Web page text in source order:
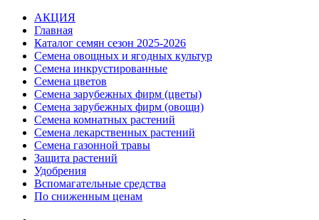
АКЦИЯ
Главная
Каталог семян сезон 2025-2026
Семена овощных и ягодных культур
Семена инкрустированные
Семена цветов
Семена зарубежных фирм (цветы)
Семена зарубежных фирм (овощи)
Семена комнатных растений
Семена лекарственных растений
Семена газонной травы
Защита растений
Удобрения
Вспомагательные средства
По сниженным ценам